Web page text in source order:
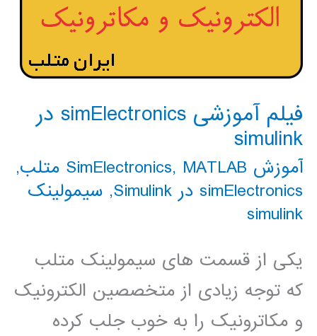
فیلم آموزشی simElectronics در
simulink
آموزش SimElectronics , MATLAB متلب
,
simElectronics در Simulink
, سیمولینک
simulink
یکی از قسمت های سیمولینک متلب
که توجه زیادی از متخصصین الکترونیک
و مکاترونیک را به خوب جلب کرده